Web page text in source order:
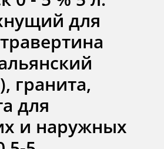
для
гранита,
для
и наружных